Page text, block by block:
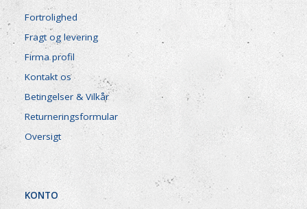
Fortrolighed
Fragt og levering
Firma profil
Kontakt os
Betingelser & Vilkår
Returneringsformular
Oversigt
KONTO